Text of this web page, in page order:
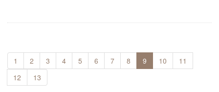
1 2 3 4 5 6 7 8 9 10
11
12
13